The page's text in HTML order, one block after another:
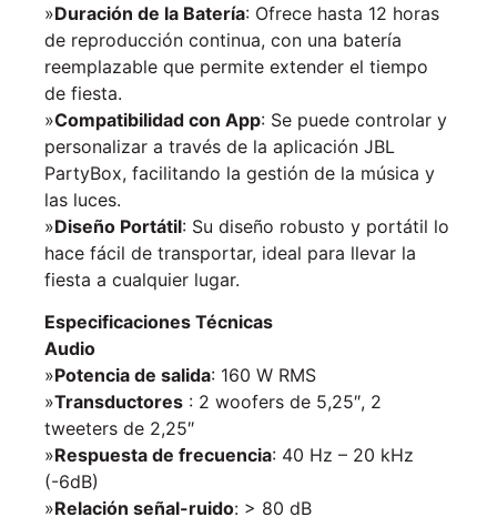
»Duración de la Batería: Ofrece hasta 12 horas
de reproducción continua, con una batería
reemplazable que permite extender el tiempo
de fiesta.
»Compatibilidad con App: Se puede controlar y
personalizar a través de la aplicación JBL
PartyBox, facilitando la gestión de la música y
las luces.
»Diseño Portátil: Su diseño robusto y portátil lo
hace fácil de transportar, ideal para llevar la
fiesta a cualquier lugar.
Especificaciones Técnicas
Audio
»Potencia de salida: 160 W RMS
»Transductores : 2 woofers de 5,25″, 2
tweeters de 2,25″
»Respuesta de frecuencia: 40 Hz – 20 kHz
(-6dB)
»Relación señal-ruido: > 80 dB